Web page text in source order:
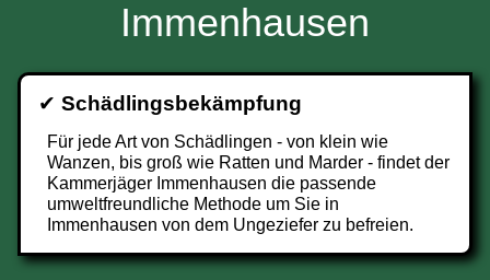
Immenhausen
✔ Schädlingsbekämpfung
Für jede Art von Schädlingen - von klein wie
Wanzen, bis groß wie Ratten und Marder - findet der
Kammerjäger Immenhausen die passende
umweltfreundliche Methode um Sie in
Immenhausen von dem Ungeziefer zu befreien.